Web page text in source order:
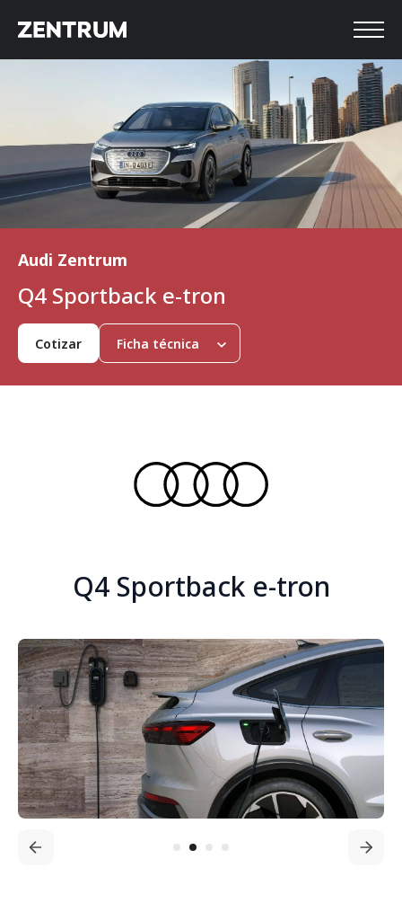
Audi Zentrum
Q4 Sportback e-tron
Cotizar Ficha técnica
Q4 Sportback e-tron